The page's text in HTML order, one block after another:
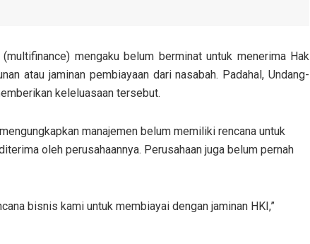
mengaku belum berminat untuk menerima Hak
atau jaminan pembiayaan dari nasabah. Padahal, Undang-
keleluasaan tersebut.
manajemen belum memiliki rencana untuk
oleh perusahaannya. Perusahaan juga belum pernah
bisnis kami untuk membiayai dengan jaminan HKI,”